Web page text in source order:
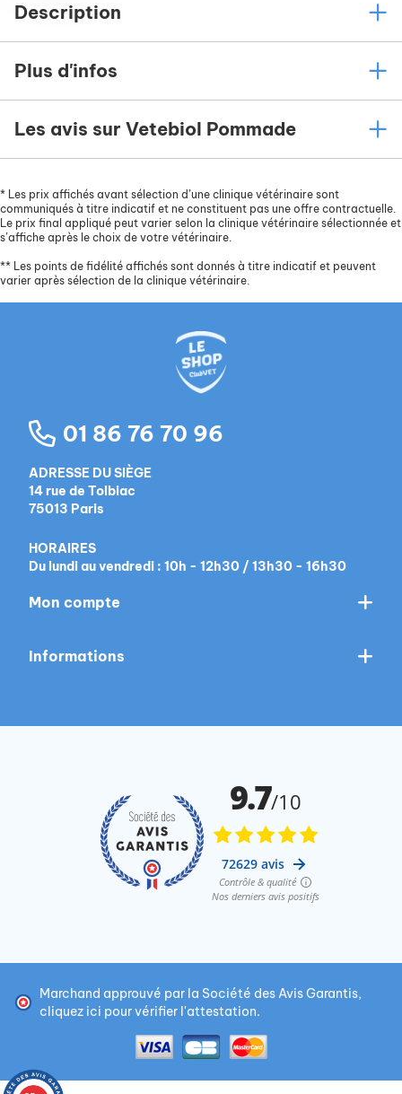
Description
Plus d'infos
Les avis sur Vetebiol Pommade
* Les prix affichés avant sélection d’une clinique vétérinaire sont
communiqués à titre indicatif et ne constituent pas une offre contractuelle.
Le prix final appliqué peut varier selon la clinique vétérinaire sélectionnée et
s’affiche après le choix de votre vétérinaire.
** Les points de fidélité affichés sont donnés à titre indicatif et peuvent
varier après sélection de la clinique vétérinaire.
01 86 76 70 96
ADRESSE DU SIÈGE
14 rue de Tolbiac
75013 Paris
HORAIRES
Du lundi au vendredi : 10h - 12h30 / 13h30 - 16h30
Mon compte
Informations
Marchand approuvé par la Société des Avis Garantis,
cliquez ici pour vérifier l'attestation.